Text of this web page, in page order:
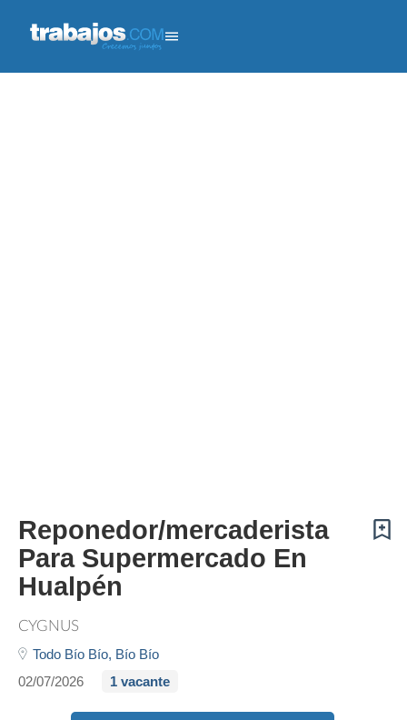
Reponedor/mercaderista
Para Supermercado En
Hualpén
CYGNUS
Todo Bío Bío, Bío Bío
02/07/2026
1 vacante